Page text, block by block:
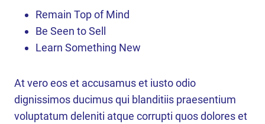
Remain Top of Mind
Be Seen to Sell
Learn Something New
At vero eos et accusamus et iusto odio
dignissimos ducimus qui blanditiis praesentium
voluptatum deleniti atque corrupti quos dolores et